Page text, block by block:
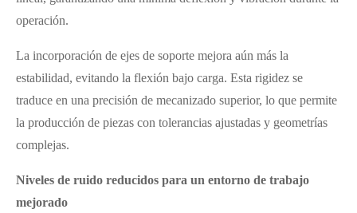
operación.
La incorporación de ejes de soporte mejora aún más la
estabilidad, evitando la flexión bajo carga. Esta rigidez se
traduce en una precisión de mecanizado superior, lo que permite
la producción de piezas con tolerancias ajustadas y geometrías
complejas.
Niveles de ruido reducidos para un entorno de trabajo
mejorado